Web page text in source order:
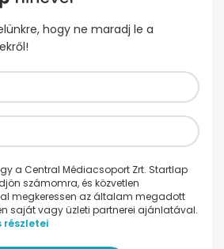
hogy ne maradj le a
a Central Médiacsoport Zrt. Startlap
számomra, és közvetlen
megkeressen az általam megadott
saját vagy üzleti partnerei ajánlatával.
részletei